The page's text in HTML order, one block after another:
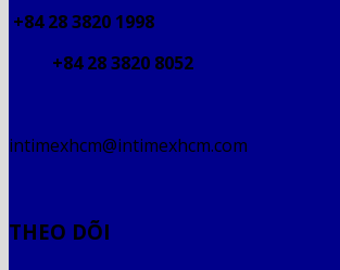
+84 28 3820 1998
+84 28 3820 8052
intimexhcm@intimexhcm.com
THEO DÕI